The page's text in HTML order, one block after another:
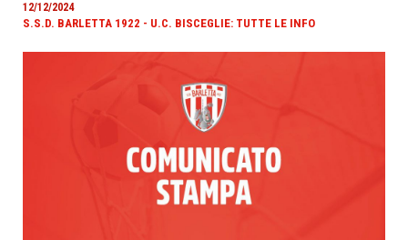
12/12/2024
S.S.D. BARLETTA 1922 - U.C. BISCEGLIE: TUTTE LE INFO